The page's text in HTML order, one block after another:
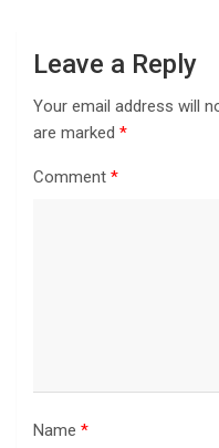
Leave a Reply
Your email address will
are marked *
Comment *
Name *